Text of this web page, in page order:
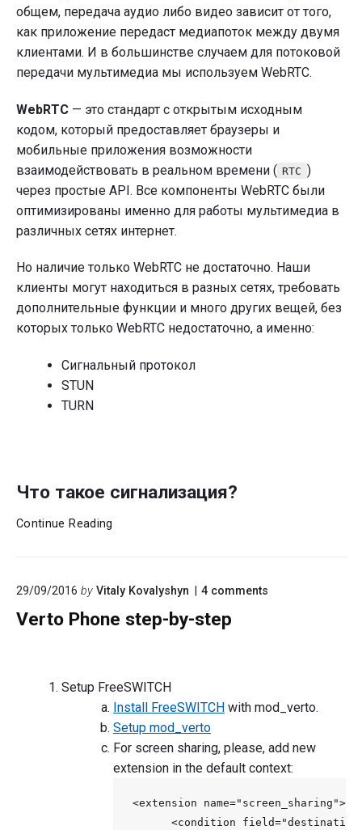
общем, передача аудио либо видео зависит от того,
как приложение передаст медиапоток между двумя
клиентами. И в большинстве случаем для потоковой
передачи мультимедиа мы используем WebRTC.
WebRTC — это стандарт c открытым исходным
кодом, который предоставляет браузеры и
мобильные приложения возможности
взаимодействовать в реальном времени ( RTC )
через простые API. Все компоненты WebRTC были
оптимизированы именно для работы мультимедиа в
различных сетях интернет.
Но наличие только WebRTC не достаточно. Наши
клиенты могут находиться в разных сетях, требовать
дополнительные функции и много других вещей, без
которых только WebRTC недостаточно, а именно:
Сигнальный протокол
STUN
TURN
Что такое сигнализация?
Continue Reading
29/09/2016 by Vitaly Kovalyshyn 4 comments
Verto Phone step-by-step
Setup FreeSWITCH
Install FreeSWITCH with mod_verto.
Setup mod_verto
For screen sharing, please, add new
extension in the default context:
<extension name="screen_sharing">
<condition